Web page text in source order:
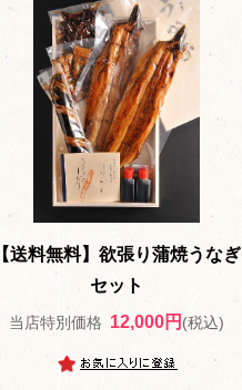
【送料無料】欲張り蒲焼うなぎ
セット
当店特別価格 12,000円 (税込)